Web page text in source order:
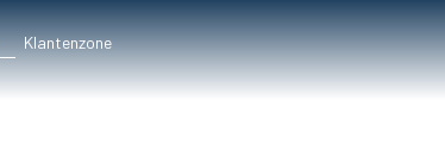
Klantenzone